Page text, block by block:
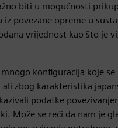
biti u mogućnosti
povezane opreme u
vrijednost kao što je
konfiguracija koje se
ali zbog karakteristika
podatke
Može se reći da nam je